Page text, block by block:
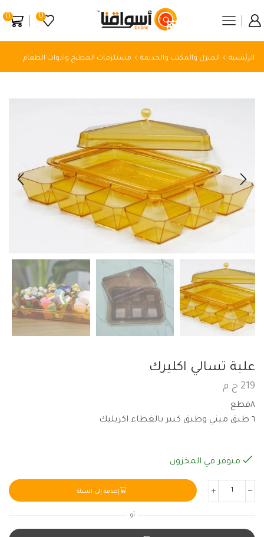
0
0
الرئيسية المنزل والمكتب والحديقة مستلزمات المطبخ وادوات الطعام
علبة تسالي اكليرك
219 ج.م
٨قطع
٦ طبق ميني وطبق كبير بالغطاء اكريليك
متوفر في المخزون
إضافة إلى السلة
أو